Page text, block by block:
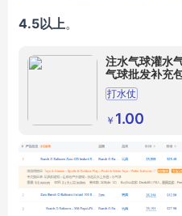
4.5以上。
注水气球灌水
气球批发补充
打水仗
￥ 1.00